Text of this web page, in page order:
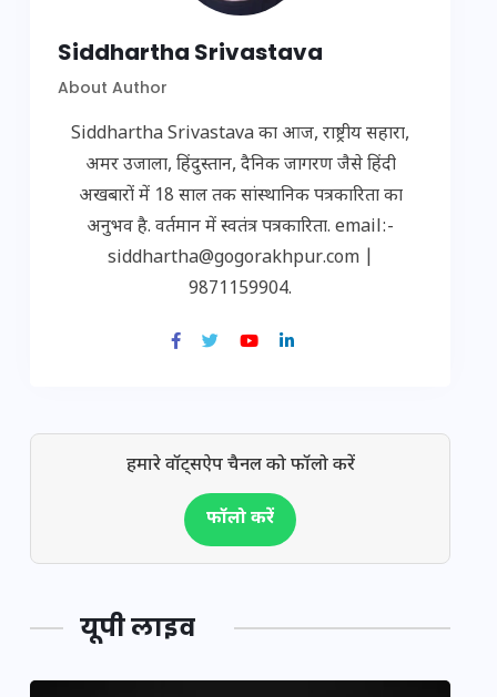
Siddhartha Srivastava
About Author
Siddhartha Srivastava का आज, राष्ट्रीय सहारा,
अमर उजाला, हिंदुस्तान, दैनिक जागरण जैसे हिंदी
अखबारों में 18 साल तक सांस्थानिक पत्रकारिता का
अनुभव है. वर्तमान में स्वतंत्र पत्रकारिता. email:-
siddhartha@gogorakhpur.com |
9871159904.
हमारे वॉट्सऐप चैनल को फॉलो करें
फॉलो करें
यूपी लाइव